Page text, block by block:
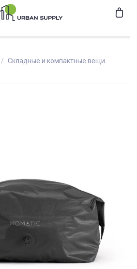
Складные и компактные вещи